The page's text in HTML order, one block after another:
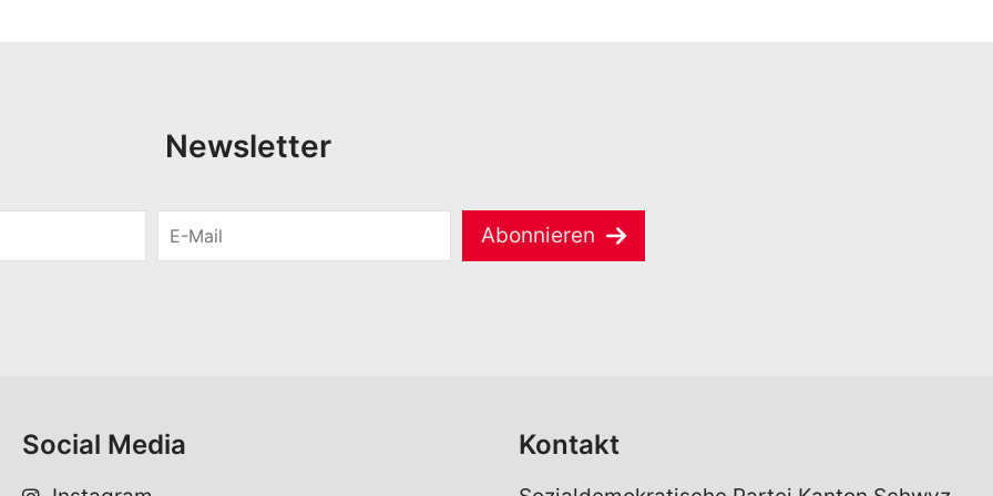
Newsletter
M
Abonnieren
Social Media Kontakt